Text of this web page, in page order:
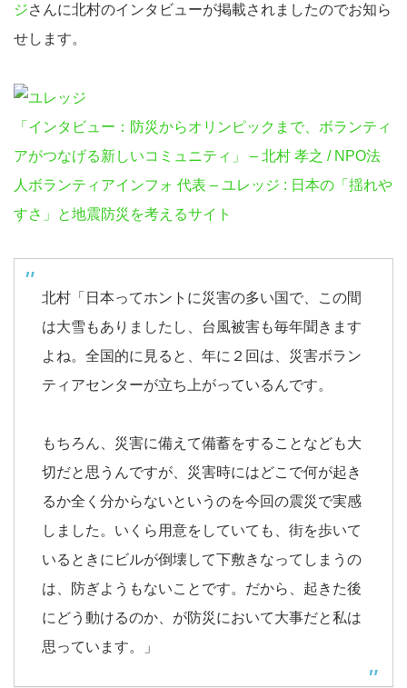
ジさんに北村のインタビューが掲載されましたのでお知ら
せします。
「インタビュー：防災からオリンピックまで、ボランティ
アがつなげる新しいコミュニティ」 – 北村 孝之 / NPO法
人ボランティアインフォ 代表 – ユレッジ : 日本の「揺れや
すさ」と地震防災を考えるサイト
北村「日本ってホントに災害の多い国で、この間
は大雪もありましたし、台風被害も毎年聞きます
よね。全国的に見ると、年に２回は、災害ボラン
ティアセンターが立ち上がっているんです。
もちろん、災害に備えて備蓄をすることなども大
切だと思うんですが、災害時にはどこで何が起き
るか全く分からないというのを今回の震災で実感
しました。いくら用意をしていても、街を歩いて
いるときにビルが倒壊して下敷きなってしまうの
は、防ぎようもないことです。だから、起きた後
にどう動けるのか、が防災において大事だと私は
思っています。」